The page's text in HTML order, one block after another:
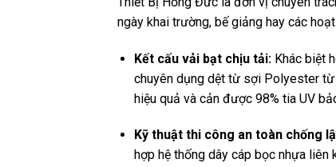
ngày khai trường, bế giảng hay các
Kết cấu vải bạt chịu tải:Khác biệt
chuyên dụng dệt từ sợi Polyester
hiệu quả và cản được 98% tia UV
Kỹ thuật thi công an toàn chống
hợp hệ thống dây cáp bọc nhựa